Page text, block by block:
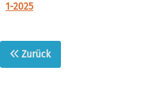
1-2025
Zurück